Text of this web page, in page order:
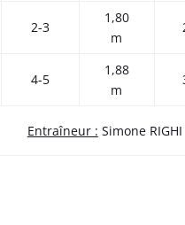
2-3
1,80
m
4-5
1,88
m
Entraîneur : Simone RIGHI